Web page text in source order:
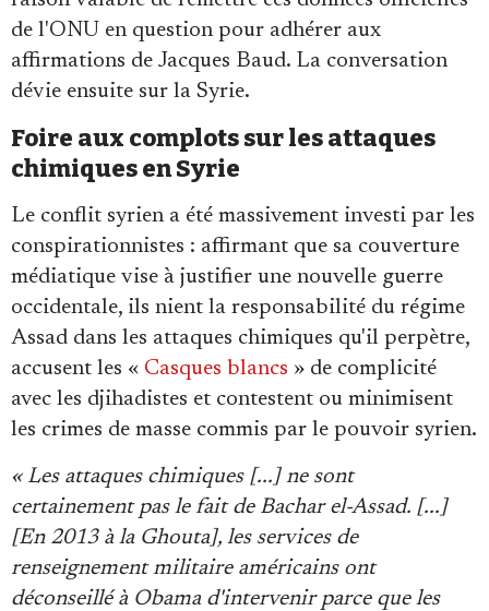
de l'ONU en question pour adhérer aux
affirmations de Jacques Baud. La conversation
dévie ensuite sur la Syrie.
Foire aux complots sur les attaques
chimiques en Syrie
Le conflit syrien a été massivement investi par les
conspirationnistes : affirmant que sa couverture
médiatique vise à justifier une nouvelle guerre
occidentale, ils nient la responsabilité du régime
Assad dans les attaques chimiques qu'il perpètre,
accusent les « Casques blancs » de complicité
avec les djihadistes et contestent ou minimisent
les crimes de masse commis par le pouvoir syrien.
« Les attaques chimiques [...] ne sont
certainement pas le fait de Bachar el-Assad. [...]
[En 2013 à la Ghouta], les services de
renseignement militaire américains ont
déconseillé à Obama d'intervenir parce que les